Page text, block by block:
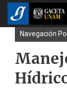
Navegación